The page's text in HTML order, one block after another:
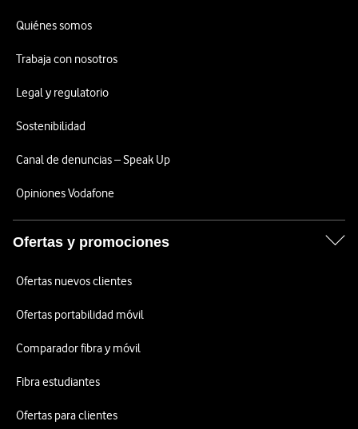
Quiénes somos
Trabaja con nosotros
Legal y regulatorio
Sostenibilidad
Canal de denuncias – Speak Up
Opiniones Vodafone
Ofertas y promociones
Ofertas nuevos clientes
Ofertas portabilidad móvil
Comparador fibra y móvil
Fibra estudiantes
Ofertas para clientes